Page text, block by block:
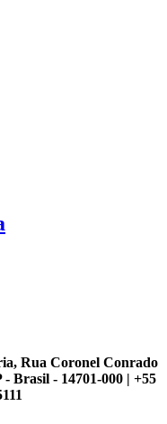
Rua Coronel Conrado
Brasil - 14701-000 | +55